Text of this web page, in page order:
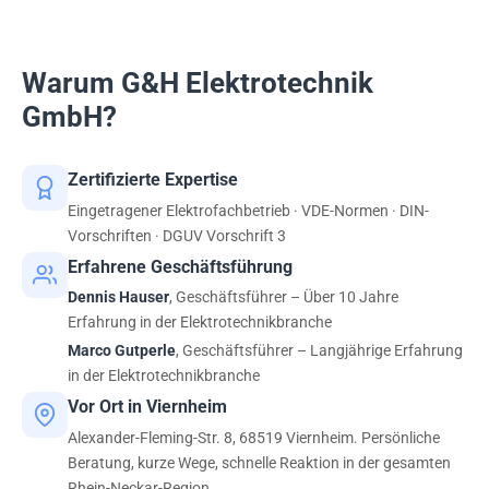
Warum G&H Elektrotechnik
GmbH?
Zertifizierte Expertise
Eingetragener Elektrofachbetrieb · VDE-Normen · DIN-
Vorschriften · DGUV Vorschrift 3
Erfahrene Geschäftsführung
Dennis Hauser, Geschäftsführer – Über 10 Jahre
Erfahrung in der Elektrotechnikbranche
Marco Gutperle, Geschäftsführer – Langjährige Erfahrung
in der Elektrotechnikbranche
Vor Ort in Viernheim
Alexander-Fleming-Str. 8, 68519 Viernheim. Persönliche
Beratung, kurze Wege, schnelle Reaktion in der gesamten